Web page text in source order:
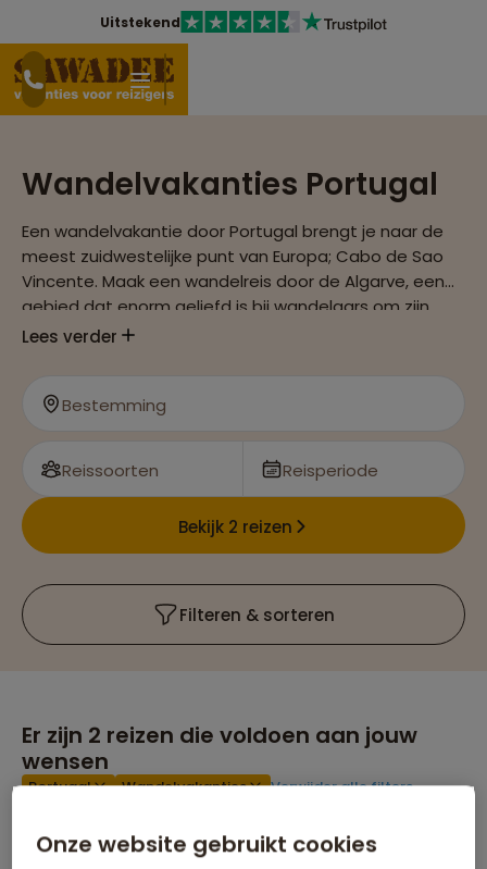
Uitstekend
Wandelvakanties Portugal
Een wandelvakantie door Portugal brengt je naar de
meest zuidwestelijke punt van Europa; Cabo de Sao
Vincente. Maak een wandelreis door de Algarve, een
gebied dat enorm geliefd is bij wandelaars om zijn
aangenaam klimaat, witte stranden tussen steile
Lees verder
Bestemming
Reissoorten Reisperiode
Bekijk 2 reizen
Filteren & sorteren
Er zijn 2 reizen die voldoen aan jouw
wensen
Portugal Wandelvakanties Verwijder alle filters
Onze website gebruikt cookies